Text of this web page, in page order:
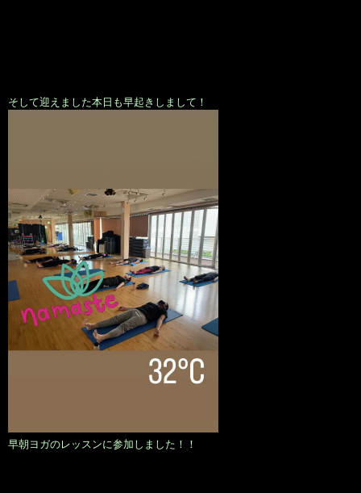
そして迎えました本日も早起きしまして！
早朝ヨガのレッスンに参加しました！！